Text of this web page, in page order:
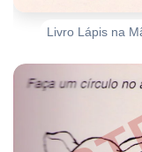
Livro Lápis na